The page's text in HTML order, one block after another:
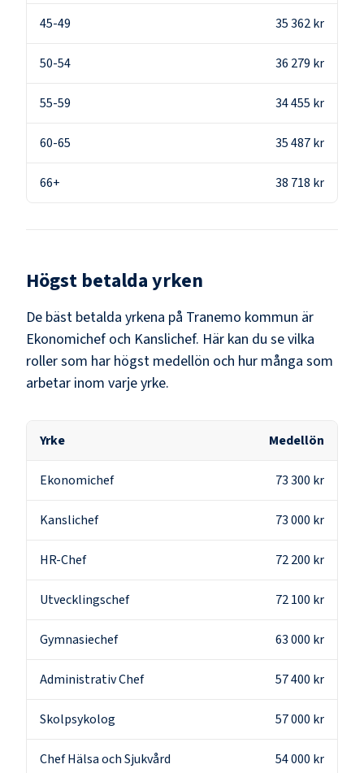
45-49 35 362 kr
50-54 36 279 kr
55-59 34 455 kr
60-65 35 487 kr
66+ 38 718 kr
Högst betalda yrken
De bäst betalda yrkena på Tranemo kommun är
Ekonomichef och Kanslichef. Här kan du se vilka
roller som har högst medellön och hur många som
arbetar inom varje yrke.
Yrke Medellön
Ekonomichef 73 300 kr
Kanslichef 73 000 kr
HR-Chef 72 200 kr
Utvecklingschef 72 100 kr
Gymnasiechef 63 000 kr
Administrativ Chef 57 400 kr
Skolpsykolog 57 000 kr
Chef Hälsa och Sjukvård 54 000 kr